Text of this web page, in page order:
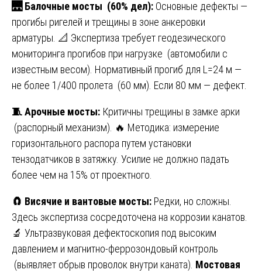
🌉 Балочные мосты (60% дел): Основные дефекты —
прогибы ригелей и трещины в зоне анкеровки
арматуры. 📐 Экспертиза требует геодезического
мониторинга прогибов при нагрузке (автомобили с
известным весом). Нормативный прогиб для L=24 м —
не более 1/400 пролета (60 мм). Если 80 мм — дефект.
🧵Арочные мосты: Критичны трещины в замке арки
(распорный механизм). 🔥 Методика: измерение
горизонтального распора путем установки
тензодатчиков в затяжку. Усилие не должно падать
более чем на 15% от проектного.
🧲 Висячие и вантовые мосты: Редки, но сложны.
Здесь экспертиза сосредоточена на коррозии канатов.
🔬 Ультразвуковая дефектоскопия под высоким
давлением и магнитно-феррозондовый контроль
(выявляет обрыв проволок внутри каната). Мостовая